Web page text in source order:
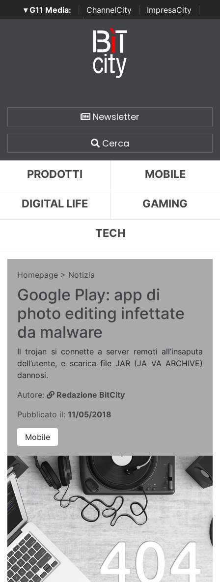
▾ G11 Media: ChannelCity ImpresaCity
SecurityOpenLab | Italian Channel Awards | Italian
Italian Security Awards
Newsletter
Cerca
PRODOTTI MOBILE
DIGITAL LIFE GAMING
TECH
Homepage > Notizia
Google Play: app di
photo editing infettate
da malware
Il trojan si connette a server remoti all’insaputa
dell’utente, e scarica file JAR (JA VA ARCHIVE)
dannosi.
Autore:
Redazione BitCity
Pubblicato il: 11/05/2018
Mobile